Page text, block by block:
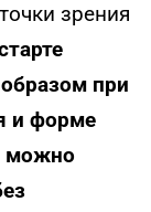
зрения
при
и форме
можно